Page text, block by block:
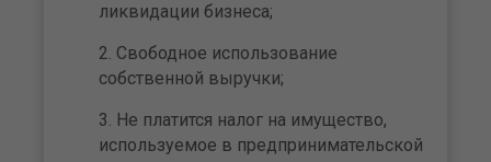
ликвидации бизнеса;
Свободное использование
собственной выручки;
Не платится налог на имущество,
используемое в предпринимательской